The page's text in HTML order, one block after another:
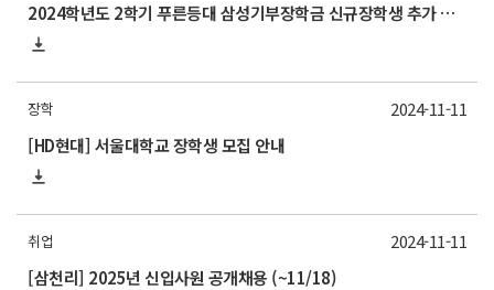
2024학년도 2학기 푸른등대 삼성기부장학금 신규장학생 추가 선발 안내(11월 13일(~10:00 기한엄수)
장학
[HD현대] 서울대학교 장학생 모집 안내
2024-11-11
취업
[삼천리] 2025년 신입사원 공개채용 (~11/18)
2024-11-11